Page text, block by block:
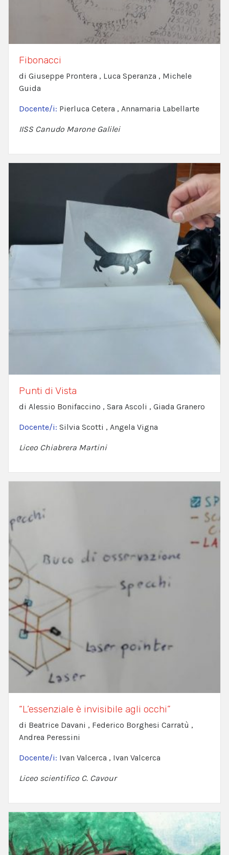
Fibonacci
di Giuseppe Prontera , Luca Speranza , Michele
Guida
Docente/i: Pierluca Cetera , Annamaria Labellarte
IISS Canudo Marone Galilei
Punti di Vista
di Alessio Bonifaccino , Sara Ascoli , Giada Granero
Docente/i: Silvia Scotti , Angela Vigna
Liceo Chiabrera Martini
“L’essenziale è invisibile agli occhi”
di Beatrice Davani , Federico Borghesi Carratù ,
Andrea Peressini
Docente/i: Ivan Valcerca , Ivan Valcerca
Liceo scientifico C. Cavour